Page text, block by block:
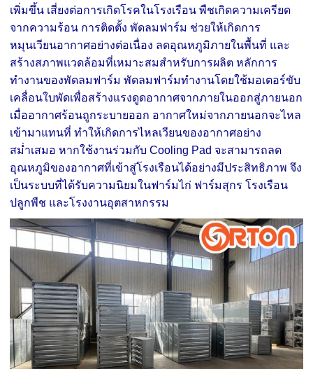
เพิ่มขึ้น เสี่ยงต่อการเกิดโรคในโรงเรือน พืชเกิดความเครียด
จากความร้อน การติดตั้ง พัดลมฟาร์ม ช่วยให้เกิดการ
หมุนเวียนอากาศอย่างต่อเนื่อง ลดอุณหภูมิภายในพื้นที่ และ
สร้างสภาพแวดล้อมที่เหมาะสมสำหรับการผลิต หลักการ
ทำงานของพัดลมฟาร์ม พัดลมฟาร์มทำงานโดยใช้มอเตอร์ขับ
เคลื่อนใบพัดเพื่อสร้างแรงดูดอากาศจากภายในออกสู่ภายนอก
เมื่ออากาศร้อนถูกระบายออก อากาศใหม่จากภายนอกจะไหล
เข้ามาแทนที่ ทำให้เกิดการไหลเวียนของอากาศอย่าง
สม่ำเสมอ หากใช้งานร่วมกับ Cooling Pad จะสามารถลด
อุณหภูมิของอากาศที่เข้าสู่โรงเรือนได้อย่างมีประสิทธิภาพ จึง
เป็นระบบที่ได้รับความนิยมในฟาร์มไก่ ฟาร์มสุกร โรงเรือน
ปลูกพืช และโรงงานอุตสาหกรรม